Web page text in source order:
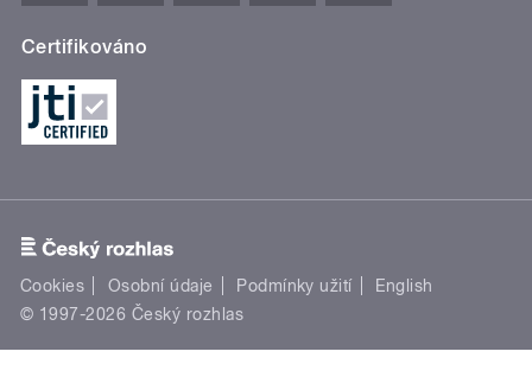
Certifikováno
Cookies Osobní údaje Podmínky užití
English
© 1997-2026 Český rozhlas